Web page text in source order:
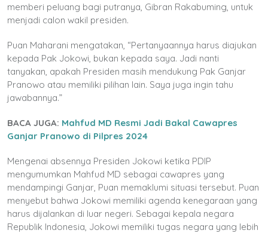
memberi peluang bagi putranya, Gibran Rakabuming, untuk
menjadi calon wakil presiden.
Puan Maharani mengatakan, “Pertanyaannya harus diajukan
kepada Pak Jokowi, bukan kepada saya. Jadi nanti
tanyakan, apakah Presiden masih mendukung Pak Ganjar
Pranowo atau memiliki pilihan lain. Saya juga ingin tahu
jawabannya.”
BACA JUGA: Mahfud MD Resmi Jadi Bakal Cawapres
Ganjar Pranowo di Pilpres 2024
Mengenai absennya Presiden Jokowi ketika PDIP
mengumumkan Mahfud MD sebagai cawapres yang
mendampingi Ganjar, Puan memaklumi situasi tersebut. Puan
menyebut bahwa Jokowi memiliki agenda kenegaraan yang
harus dijalankan di luar negeri. Sebagai kepala negara
Republik Indonesia, Jokowi memiliki tugas negara yang lebih